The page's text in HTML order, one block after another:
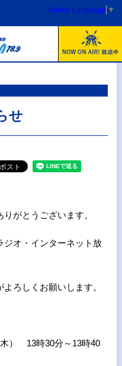
Select Language ▼
せ
がとうございます。
ジオ・インターネット放
ろしくお願いします。
13時30分～13時40